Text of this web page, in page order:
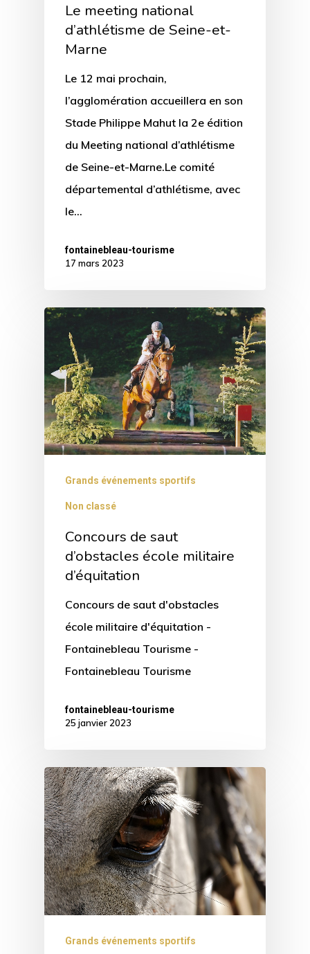
Le meeting national
d’athlétisme de Seine-et-
Marne
Le 12 mai prochain,
l’agglomération accueillera en son
Stade Philippe Mahut la 2e édition
du Meeting national d’athlétisme
de Seine-et-Marne.Le comité
départemental d’athlétisme, avec
le…
fontainebleau-tourisme
17 mars 2023
Grands événements sportifs
Non classé
Concours de saut
d’obstacles école militaire
d’équitation
Concours de saut d'obstacles
école militaire d'équitation -
Fontainebleau Tourisme -
Fontainebleau Tourisme
fontainebleau-tourisme
25 janvier 2023
Grands événements sportifs